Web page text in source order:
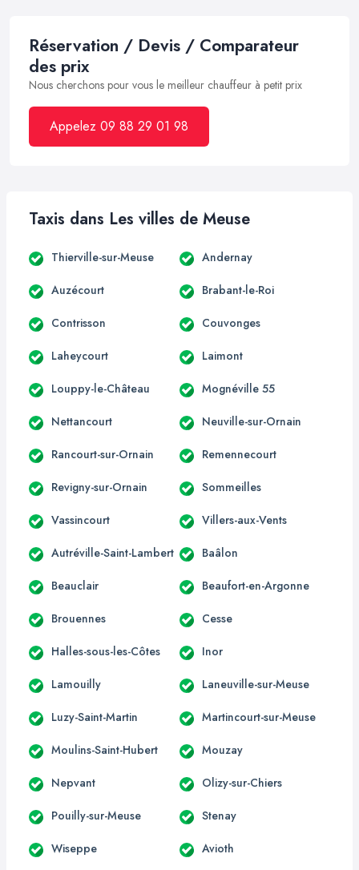
Réservation / Devis / Comparateur
des prix
Nous cherchons pour vous le meilleur chauffeur à petit prix
Appelez 09 88 29 01 98
Taxis dans Les villes de Meuse
Thierville-sur-Meuse Andernay
Auzécourt Brabant-le-Roi
Contrisson Couvonges
Laheycourt Laimont
Louppy-le-Château Mognéville 55
Nettancourt Neuville-sur-Ornain
Rancourt-sur-Ornain Remennecourt
Revigny-sur-Ornain Sommeilles
Vassincourt Villers-aux-Vents
Autréville-Saint-Lambert Baâlon
Beauclair Beaufort-en-Argonne
Brouennes Cesse
Halles-sous-les-Côtes Inor
Lamouilly Laneuville-sur-Meuse
Luzy-Saint-Martin Martincourt-sur-Meuse
Moulins-Saint-Hubert Mouzay
Nepvant Olizy-sur-Chiers
Pouilly-sur-Meuse Stenay
Wiseppe Avioth